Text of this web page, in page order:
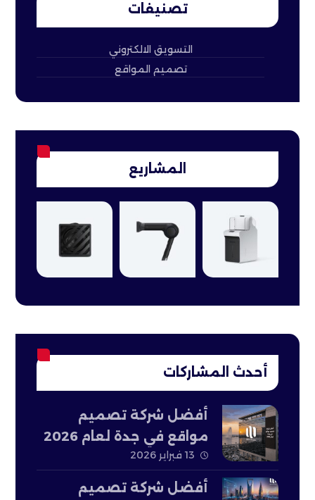
تصنيفات
التسويق الالكتروني
تصميم المواقع
المشاريع
أحدث المشاركات
أفضل شركة تصميم
مواقع في جدة لعام 2026
13 فبراير 2026
أفضل شركة تصميم